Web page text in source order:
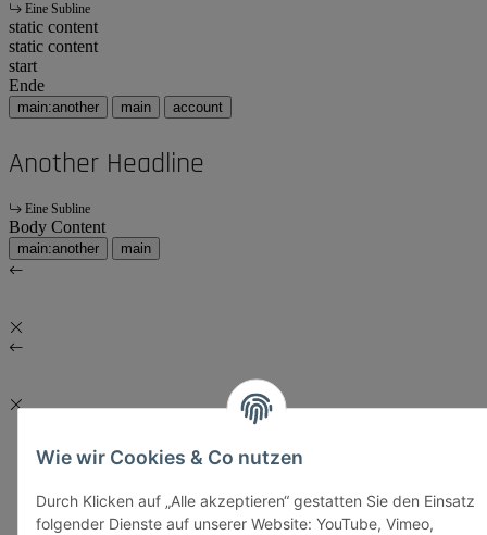
Wie wir Cookies & Co nutzen
Durch Klicken auf „Alle akzeptieren“ gestatten Sie den Einsatz
folgender Dienste auf unserer Website: YouTube, Vimeo,
Eine Subline
static content
static content
start
Ende
main:another main account
Another Headline
Eine Subline
Body Content
main:another main